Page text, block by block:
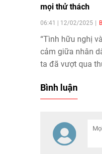
mọi thử thách
06:41 | 12/02/2025
“Tình hữu nghị
cảm giữa nhân
ta đã vượt qua
tôi tự hào đã hỗ
Nam anh hùng
như trong giai
bình”.
Bình luận